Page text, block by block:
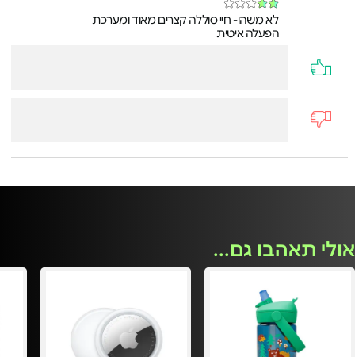
לא משהו- חיי סוללה קצרים מאוד ומערכת
הפעלה איטית
אולי תאהבו גם...